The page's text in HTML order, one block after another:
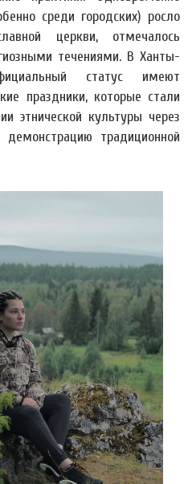
среди городских) росло
церкви, отмечалось
течениями. В Ханты-
статус имеют
праздники, которые стали
этнической культуры через
демонстрацию традиционной